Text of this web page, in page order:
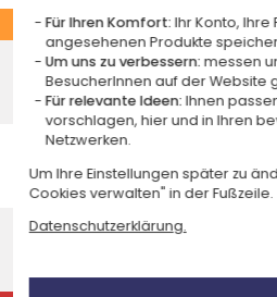
STANDARD
Economy-
Voraussichtliches
Mittwoch 12
Voraussichtliches
Freitag 14 August
Standardlieferung
Montag 10 August
Für Ihren Komfort: Ihr Konto, Ihre
angesehenen Produkte
Um uns zu verbessern: messen
BesucherInnen auf der Website
Für relevante Ideen: Ihnen
vorschlagen, hier und in Ihren
Netzwerken.
Um Ihre Einstellungen später zu
Cookies verwalten" in der Fußzeile.
Datenschutzerklärung.